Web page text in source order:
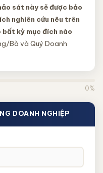
sát này sẽ được bảo
nghiên cứu nêu trên
bất kỳ mục đích nào
Bà và Quý Doanh
0%
DOANH NGHIỆP